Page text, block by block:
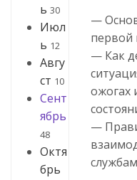
ь 30
Июл
ь 12
Авгу
ст 10
Сент
ябрь
48
Октя
брь
—
— Как
ожогах
—